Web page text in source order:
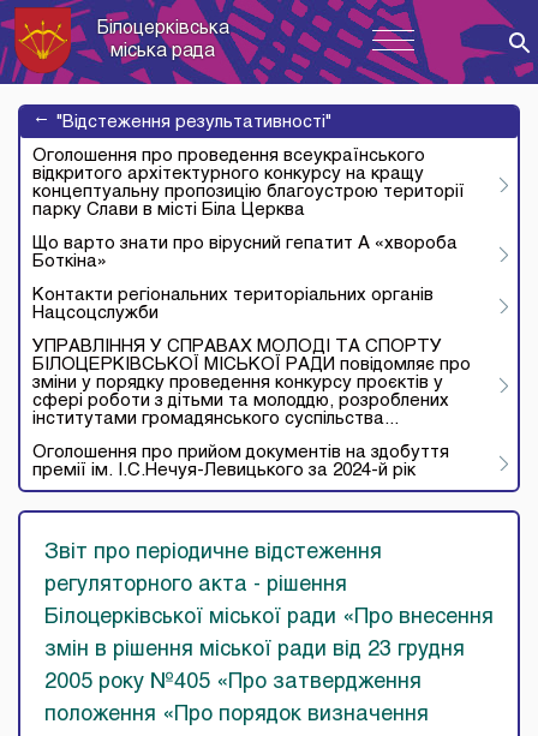
Toggle
navigation
Білоцерківська
міська рада
→ "Відстеження результативності"
Оголошення про проведення всеукраїнського
відкритого архітектурного конкурсу на кращу
концептуальну пропозицію благоустрою території
парку Слави в місті Біла Церква
Що варто знати про вірусний гепатит А «хвороба
Боткіна»
Контакти регіональних територіальних органів
Нацсоцслужби
УПРАВЛІННЯ У СПРАВАХ МОЛОДІ ТА СПОРТУ
БІЛОЦЕРКІВСЬКОЇ МІСЬКОЇ РАДИ повідомляє про
зміни у порядку проведення конкурсу проєктів у
сфері роботи з дітьми та молоддю, розроблених
інститутами громадянського суспільства...
Оголошення про прийом документів на здобуття
премії ім. І.С.Нечуя-Левицького за 2024-й рік
Звіт про періодичне відстеження
регуляторного акта - рішення
Білоцерківської міської ради «Про внесення
змін в рішення міської ради від 23 грудня
2005 року №405 «Про затвердження
положення «Про порядок визначення